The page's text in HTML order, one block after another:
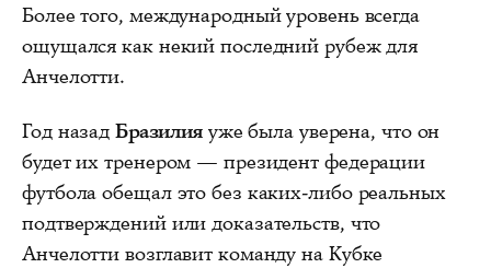
Более того, международный уровень всегда
ощущался как некий последний рубеж для
Анчелотти.
Год назад Бразилияуже была уверена, что он
будет их тренером — президент федерации
футбола обещал это без каких-либо реальных
подтверждений или доказательств, что
Анчелотти возглавит команду на Кубке